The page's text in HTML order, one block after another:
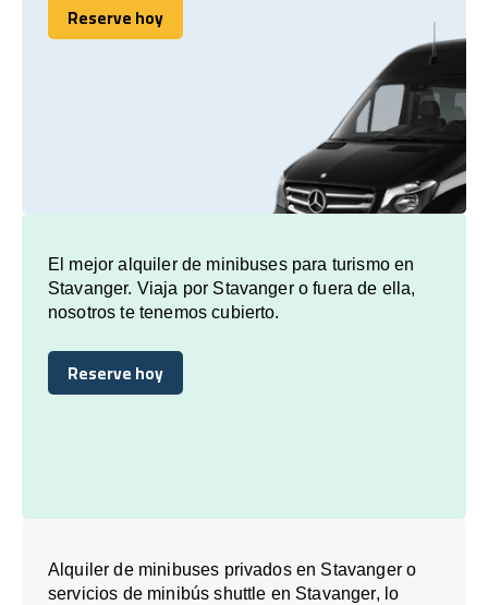
Reserve hoy
Reserve hoy
El mejor alquiler de minibuses para turismo en
Stavanger. Viaja por Stavanger o fuera de ella,
nosotros te tenemos cubierto.
Reserve hoy
Reserve hoy
Alquiler de minibuses privados en Stavanger o
servicios de minibús shuttle en Stavanger, lo